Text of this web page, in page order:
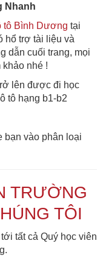
Nhanh
tô Bình Dương tại
hổ trợ tài liệu và
dẫn cuối trang, mọi
nhé !
lên được đi học
tô hạng b1-b2
bạn vào phân loại
TRƯỜNG
TÔI
tất cả Quý học viên